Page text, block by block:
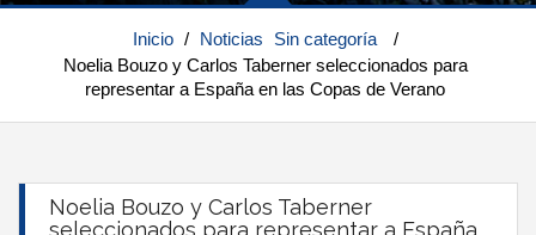
Inicio / Noticias Sin categoría
/
Noelia Bouzo y Carlos Taberner seleccionados para
representar a España en las Copas de Verano
Noelia Bouzo y Carlos Taberner
seleccionados para representar a España